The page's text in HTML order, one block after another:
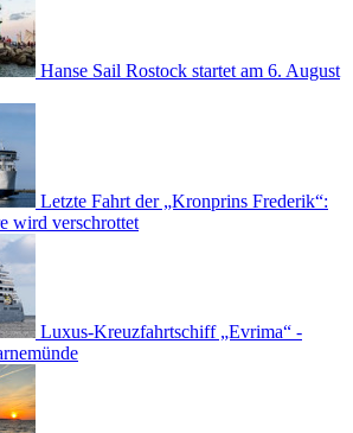
Hanse Sail Rostock startet am 6. August
Letzte Fahrt der „Kronprins Frederik“:
wird verschrottet
Luxus-Kreuzfahrtschiff „Evrima“ -